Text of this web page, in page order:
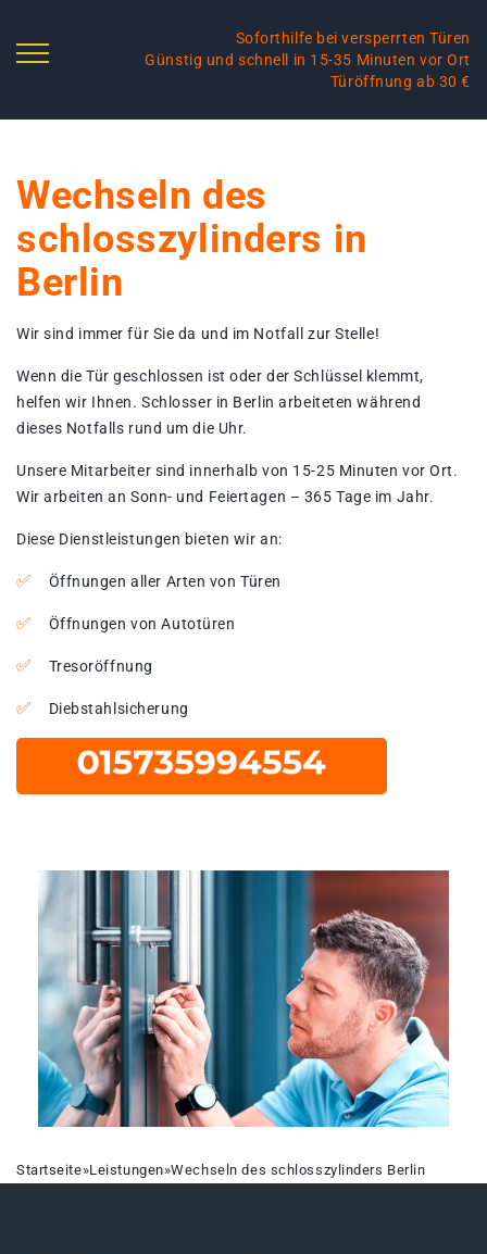
Soforthilfe bei versperrten Türen
Günstig und schnell in 15-35 Minuten vor Ort
Türöffnung ab 30 €
Wechseln des
schlosszylinders in
Berlin
Wir sind immer für Sie da und im Notfall zur Stelle!
Wenn die Tür geschlossen ist oder der Schlüssel klemmt,
helfen wir Ihnen. Schlosser in Berlin arbeiteten während
dieses Notfalls rund um die Uhr.
Unsere Mitarbeiter sind innerhalb von 15-25 Minuten vor Ort.
Wir arbeiten an Sonn- und Feiertagen – 365 Tage im Jahr.
Diese Dienstleistungen bieten wir an:
Öffnungen aller Arten von Türen
Öffnungen von Autotüren
Tresoröffnung
Diebstahlsicherung
Startseite»Leistungen»Wechseln des schlosszylinders Berlin